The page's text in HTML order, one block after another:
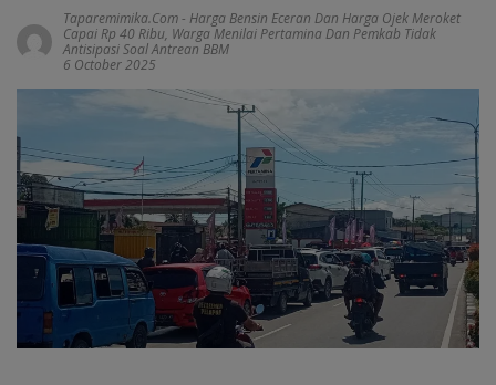
Taparemimika.com- Harga Bensin Eceran Dan Harga Ojek Meroket
Capai Rp 40 Ribu, Warga Menilai Pertamina Dan Pemkab Tidak
Antisipasi Soal Antrean BBM
6 October 2025